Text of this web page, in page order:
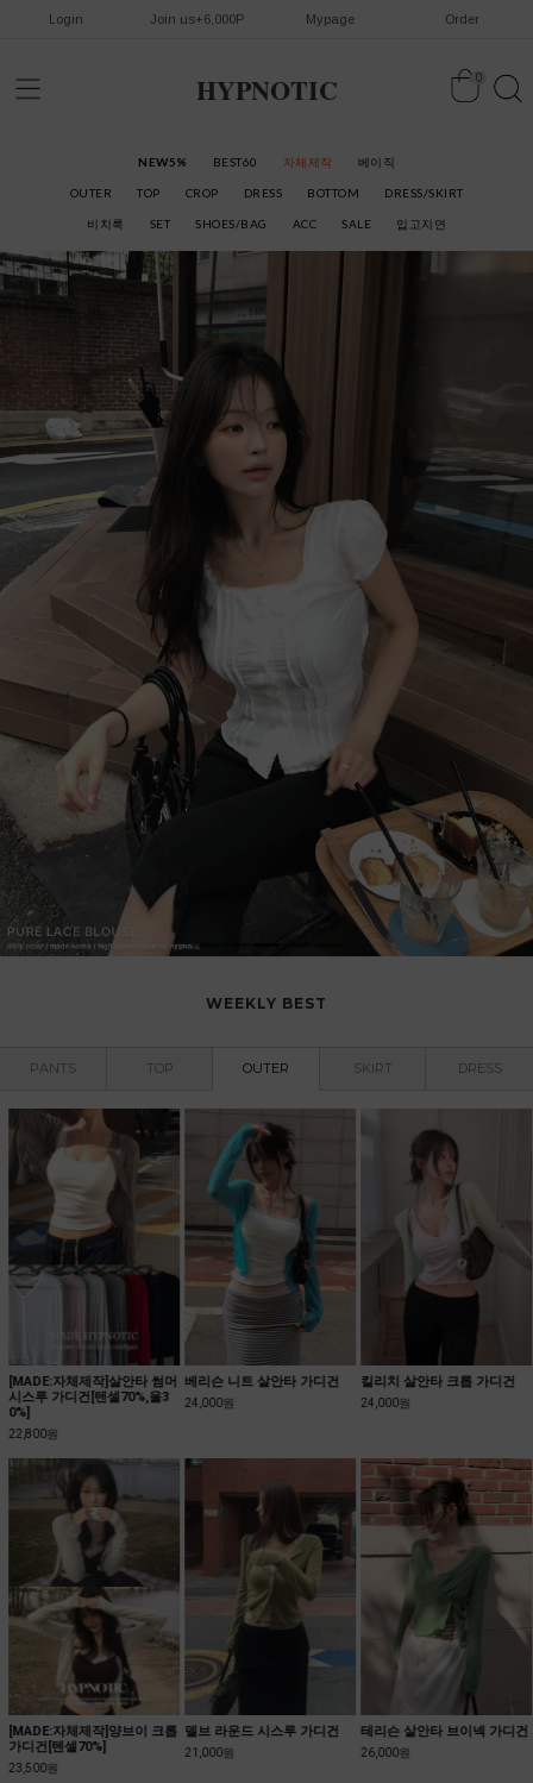
Login Join us+6,000P Mypage Order
HYPNOTIC 0
NEW5% BEST60 자체제작 베이직
OUTER TOP CROP DRESS BOTTOM DRESS/SKIRT
비치룩 SET SHOES/BAG ACC SALE 입고지연
WEEKLY BEST
PANTS TOP OUTER SKIRT DRESS
[MADE:자체제작]살안타 썸머
시스루 가디건[텐셀70%,울3
0%]
22,800원
베리슨 니트 살안타 가디건
24,000원
킬리치 살안타 크롭 가디건
24,000원
[MADE:자체제작]양브이 크롭
가디건[텐셀70%]
23,500원
델브 라운드 시스루 가디건
21,000원
테리슨 살안타 브이넥 가디건
26,000원